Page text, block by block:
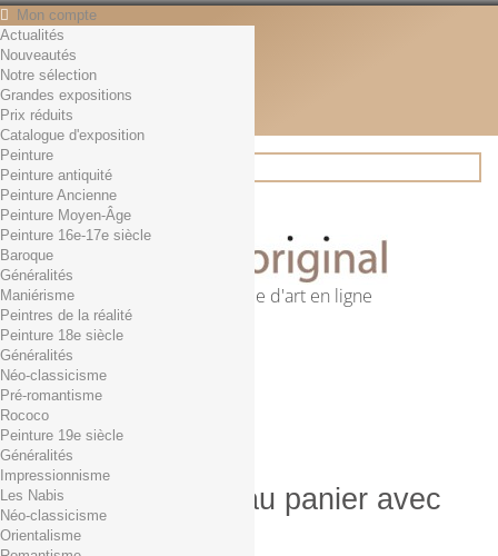
Mon compte
Contact
Français
English
Français
Actualités
Rechercher
Première librairie d'art en ligne
Panier (vide)
Aucun produit
0,01€ dès 29€ d'achat
0,00 € Total
Commander
Produit ajouté au panier avec
succès
Actualités
Nouveautés
Notre sélection
Grandes expositions
Prix réduits
Catalogue d'exposition
Peinture
Peinture antiquité
Peinture Ancienne
Peinture Moyen-Âge
Peinture 16e-17e siècle
Baroque
Généralités
Maniérisme
Peintres de la réalité
Peinture 18e siècle
Généralités
Néo-classicisme
Pré-romantisme
Rococo
Peinture 19e siècle
Généralités
Impressionnisme
Les Nabis
Néo-classicisme
Orientalisme